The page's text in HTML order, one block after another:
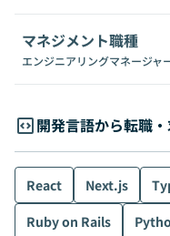
マネジメント職種
エンジニアリングマネージャ
開発言語から転職
React Next.js
Ruby on Rails